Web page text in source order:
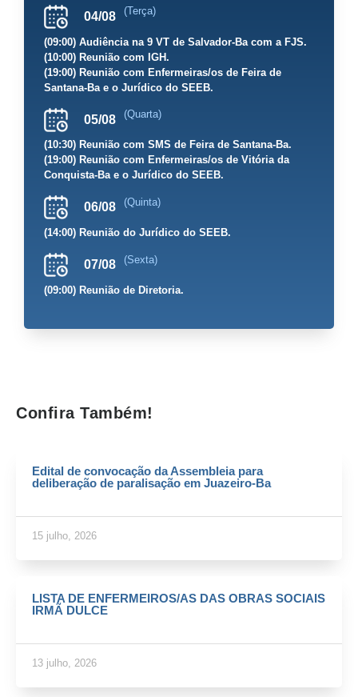
04/08 (Terça)
(09:00) Audiência na 9 VT de Salvador-Ba com a FJS.
(10:00) Reunião com IGH.
(19:00) Reunião com Enfermeiras/os de Feira de
Santana-Ba e o Jurídico do SEEB.
05/08 (Quarta)
(10:30) Reunião com SMS de Feira de Santana-Ba.
(19:00) Reunião com Enfermeiras/os de Vitória da
Conquista-Ba e o Jurídico do SEEB.
06/08 (Quinta)
(14:00) Reunião do Jurídico do SEEB.
07/08 (Sexta)
(09:00) Reunião de Diretoria.
Confira Também!
Edital de convocação da Assembleia para
deliberação de paralisação em Juazeiro-Ba
15 julho, 2026
LISTA DE ENFERMEIROS/AS DAS OBRAS SOCIAIS
IRMÃ DULCE
13 julho, 2026